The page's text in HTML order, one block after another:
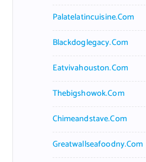
Palatelatincuisine.com
Blackdoglegacy.com
Eatvivahouston.com
Thebigshowok.com
Chimeandstave.com
Greatwallseafoodny.com